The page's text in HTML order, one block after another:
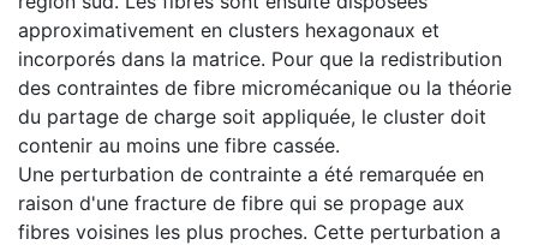
approximativement en clusters hexagonaux et
incorporés dans la matrice. Pour que la redistribution
des contraintes de fibre micromécanique ou la théorie
du partage de charge soit appliquée, le cluster doit
contenir au moins une fibre cassée.
Une perturbation de contrainte a été remarquée en
raison d'une fracture de fibre qui se propage aux
fibres voisines les plus proches. Cette perturbation a